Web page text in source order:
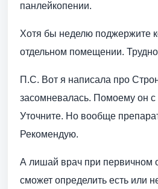
панлейкопении.
Хотя бы неделю поджержите
отдельном помещении.
П.С. Вот я написала про
засомневалась. Помоему он с
Уточните. Но вообще
Рекомендую.
А лишай врач при первичном
сможет определить есть или